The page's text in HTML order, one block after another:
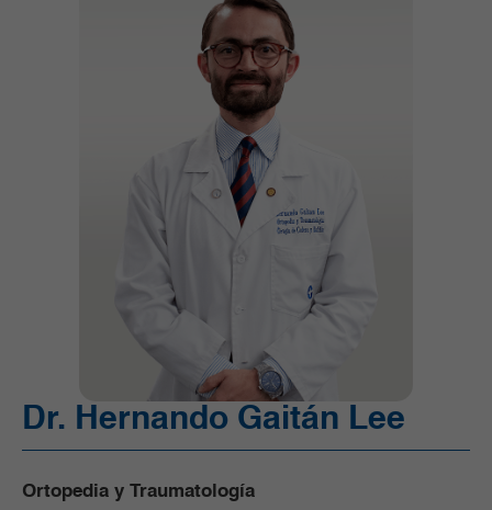
Unidad de Cuidado Crítico Especializado (UCI)
Unidad de Quimioterapia
Dr. Hernando Gaitán Lee
Ortopedia y Traumatología